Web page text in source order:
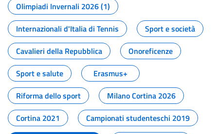
Olimpiadi Invernali 2026 (1)
Internazionali d'Italia di Tennis
Sport e società
Cavalieri della Repubblica
Onoreficenze
Sport e salute
Erasmus+
Riforma dello sport
Milano Cortina 2026
Cortina 2021
Campionati studenteschi 2019